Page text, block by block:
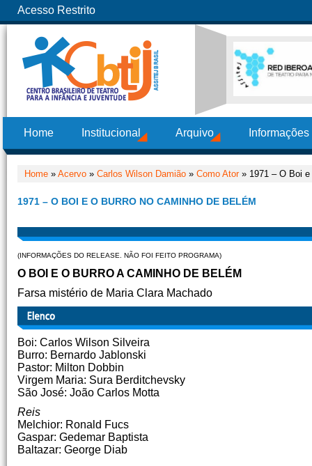
Acesso Restrito
Home Institucional Arquivo
Home » Acervo » Carlos Wilson Damião » Como Ator» 1971 – O Boi e
1971 – O BOI E O BURRO NO CAMINHO DE BELÉM
(INFORMAÇÕES DO RELEASE. NÃO FOI FEITO PROGRAMA)
O BOI E O BURRO A CAMINHO DE BELÉM
Farsa mistério de Maria Clara Machado
Boi: Carlos Wilson Silveira
Burro: Bernardo Jablonski
Pastor: Milton Dobbin
Virgem Maria: Sura Berditchevsky
São José: João Carlos Motta
Reis
Melchior: Ronald Fucs
Gaspar: Gedemar Baptista
Baltazar: George Diab